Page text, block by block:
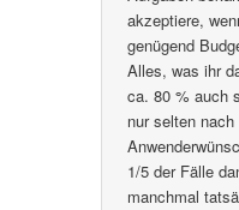
akzeptiere,
genügend
Alles, was ihr
ca. 80 % auch
nur selten
1/5 der Fälle
manchmal